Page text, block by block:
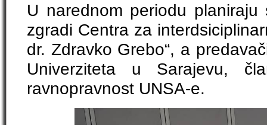
U narednom periodu
zgradi Centra za
dr. Zdravko Grebo“, a
Univerziteta u Sarajevu,
ravnopravnost UNSA-e.